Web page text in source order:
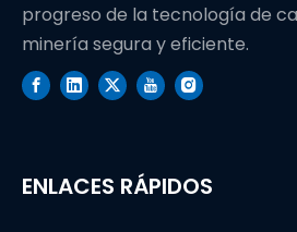
progreso de la tecnología de
minería segura y eficiente.
ENLACES RÁPIDOS